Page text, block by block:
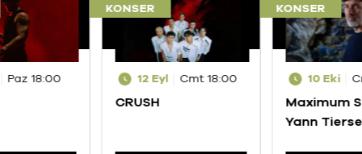
Paz 18:00
KONSER
12 Eyl Cmt 18:00
CRUSH
KONSER
10 Eki
Maximum
Yann